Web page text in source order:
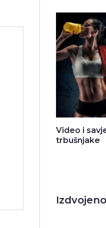
Video i
trbušnjake